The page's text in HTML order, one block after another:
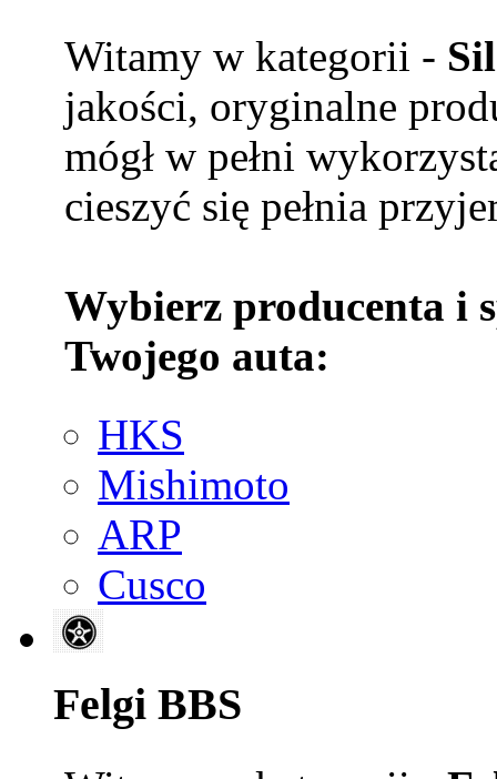
Witamy w kategorii -
jakości, oryginalne
mógł w pełni
cieszyć się pełnia
Wybierz producenta i
Twojego auta:
HKS
Mishimoto
ARP
Cusco
Felgi BBS